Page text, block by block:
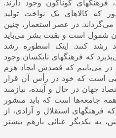
فرهنگهای گوناگون وجود دارند.
که کالاهای یک نواخت تولید
می‌گرداند. در عصر استعمار، چنین
شمول است و بقیت بشر می‌باید
رشد کنند. اینک اسطوره رشد
که فرهنگهای نایکسان وجود
در می‌یابیم که قصدش ایجاد هرم
است که خود در رأس آن قرار
جهان در حال و آینده، نیازمند
جامعه‌ها است که باید منشور
فرهنگهای استقلال و آزادی، از
به یکدیگر غنائی بازهم بیشتر